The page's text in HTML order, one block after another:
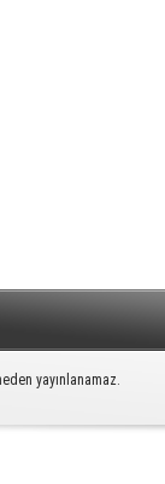
yayınlanamaz.